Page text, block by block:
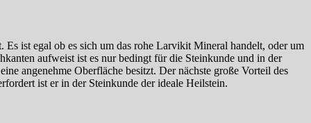
ist egal ob es sich um das rohe Larvikit Mineral handelt, oder um
aufweist ist es nur bedingt für die Steinkunde und in der
angenehme Oberfläche besitzt. Der nächste große Vorteil des
ist er in der Steinkunde der ideale Heilstein.